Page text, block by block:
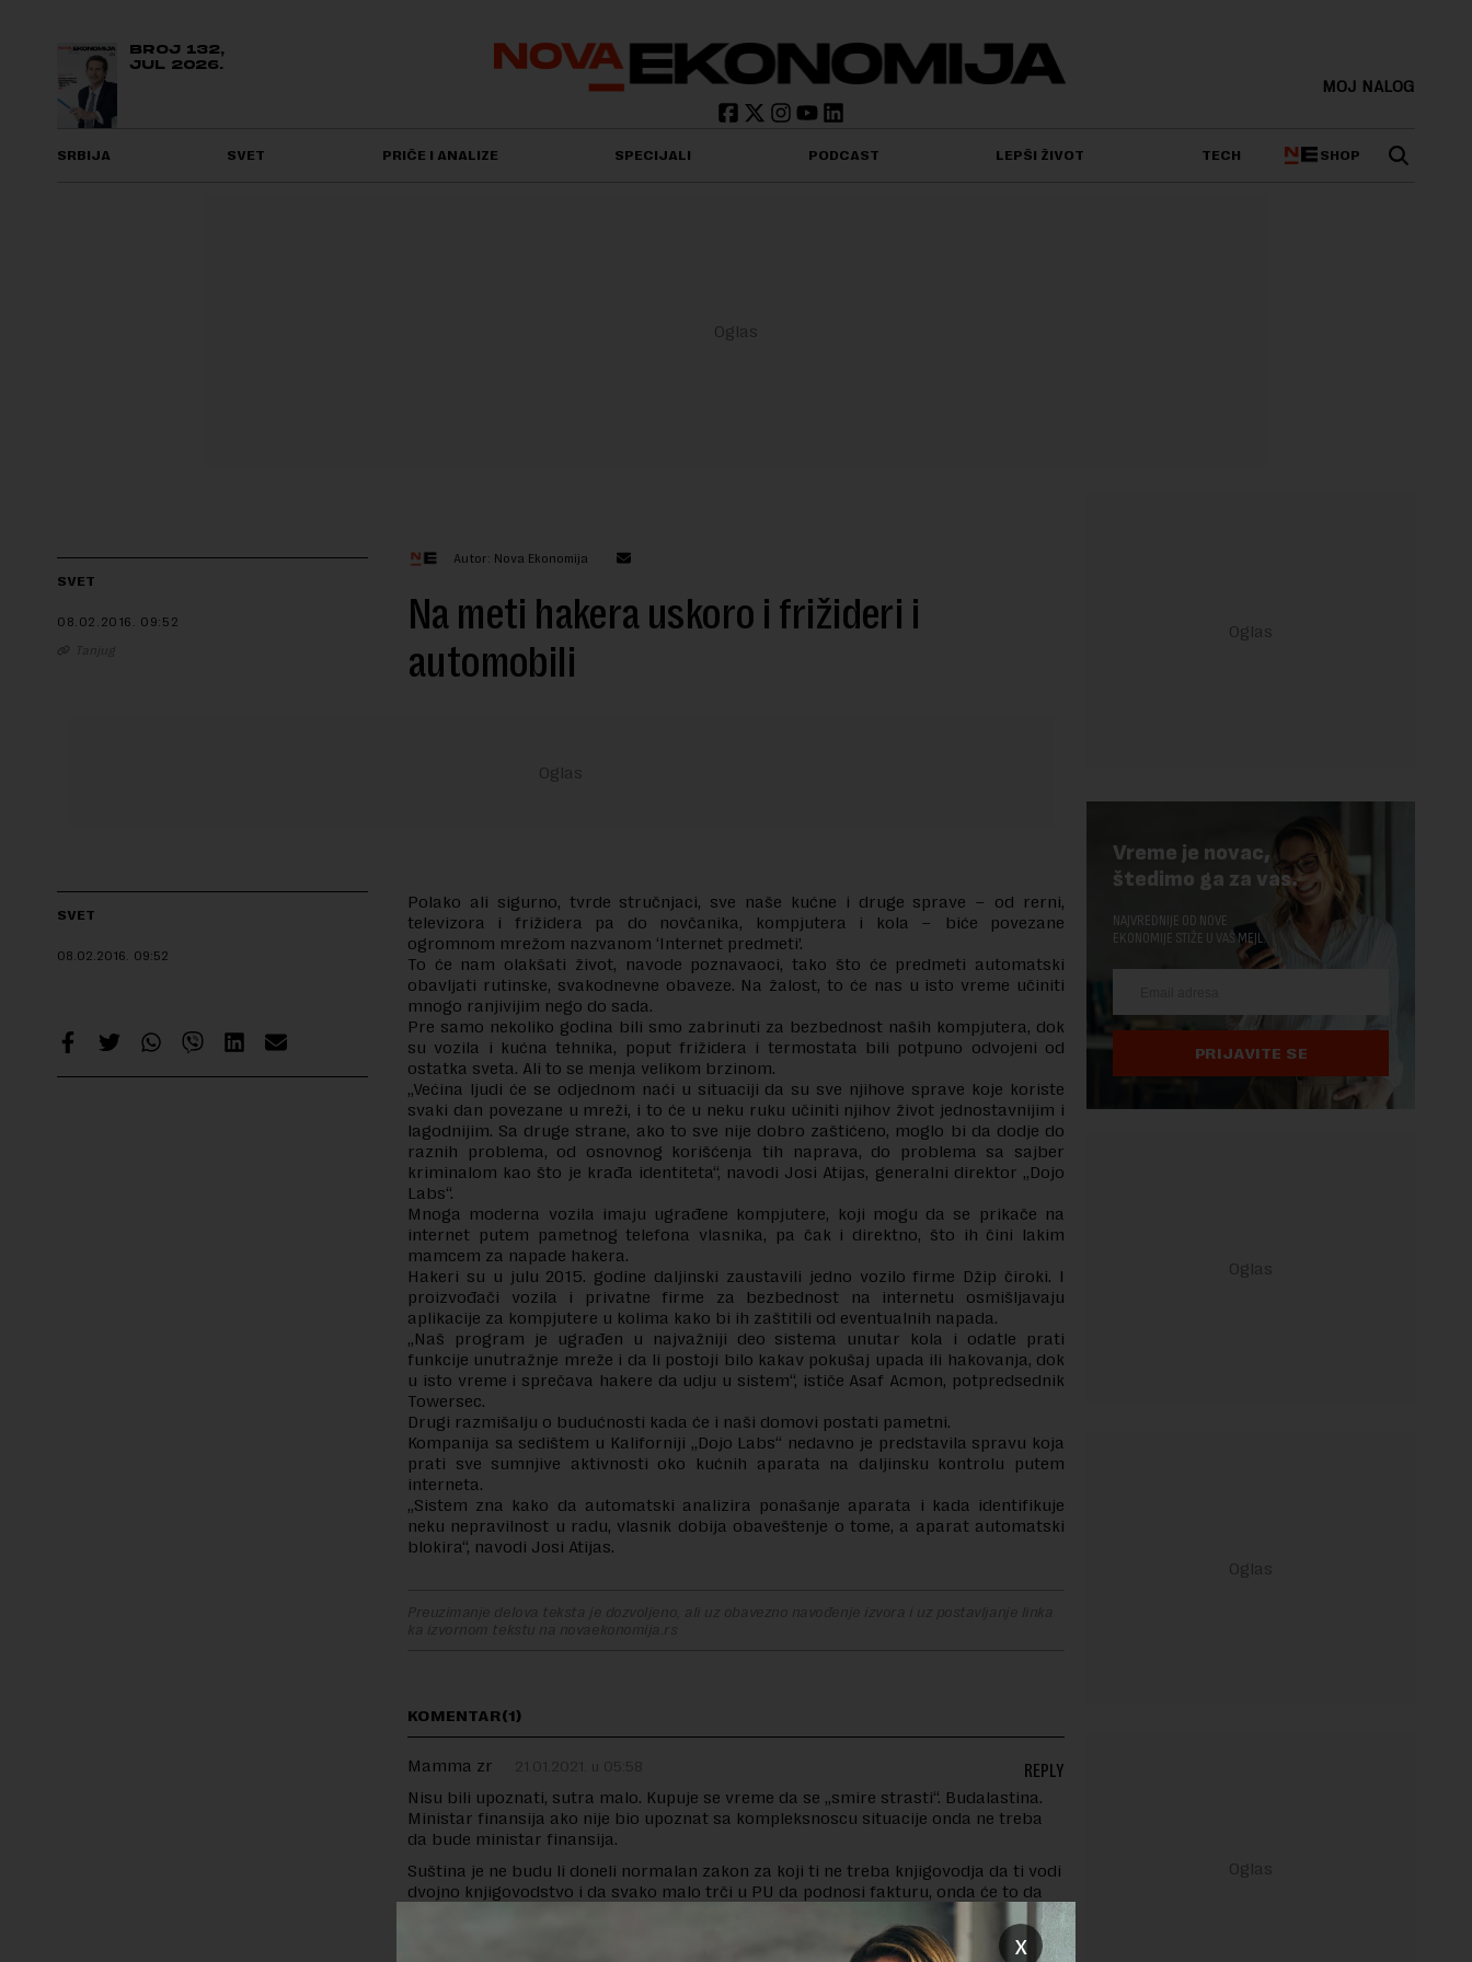
BROJ 132,
JUL 2026.
MOJ NALOG
SRBIJA SVET PRIČE I ANALIZE SPECIJALI PODCAST LEPŠI ŽIVOT TECH SHOP
SVET
08.02.2016. 09:52
Tanjug
Autor: Nova Ekonomija
Na meti hakera uskoro i frižideri i
automobili
SVET
08.02.2016. 09:52
Polako ali sigurno, tvrde stručnjaci, sve naše kućne i druge sprave – od rerni,
televizora i frižidera pa do novčanika, kompjutera i kola – biće povezane
ogromnom mrežom nazvanom ‘Internet predmeti’.
To će nam olakšati život, navode poznavaoci, tako što će predmeti automatski
obavljati rutinske, svakodnevne obaveze. Na žalost, to će nas u isto vreme učiniti
mnogo ranjivijim nego do sada.
Pre samo nekoliko godina bili smo zabrinuti za bezbednost naših kompjutera, dok
su vozila i kućna tehnika, poput frižidera i termostata bili potpuno odvojeni od
ostatka sveta. Ali to se menja velikom brzinom.
„Većina ljudi će se odjednom naći u situaciji da su sve njihove sprave koje koriste
svaki dan povezane u mreži, i to će u neku ruku učiniti njihov život jednostavnijim i
lagodnijim. Sa druge strane, ako to sve nije dobro zaštićeno, moglo bi da dodje do
raznih problema, od osnovnog korišćenja tih naprava, do problema sa sajber
kriminalom kao što je krađa identiteta“, navodi Josi Atijas, generalni direktor „Dojo
Labs“.
Mnoga moderna vozila imaju ugrađene kompjutere, koji mogu da se prikače na
internet putem pametnog telefona vlasnika, pa čak i direktno, što ih čini lakim
mamcem za napade hakera.
Hakeri su u julu 2015. godine daljinski zaustavili jedno vozilo firme Džip čiroki. I
proizvođači vozila i privatne firme za bezbednost na internetu osmišljavaju
aplikacije za kompjutere u kolima kako bi ih zaštitili od eventualnih napada.
„Naš program je ugrađen u najvažniji deo sistema unutar kola i odatle prati
funkcije unutražnje mreže i da li postoji bilo kakav pokušaj upada ili hakovanja, dok
u isto vreme i sprečava hakere da udju u sistem“, ističe Asaf Acmon, potpredsednik
Towersec.
Drugi razmišalju o budućnosti kada će i naši domovi postati pametni.
Kompanija sa sedištem u Kaliforniji „Dojo Labs“ nedavno je predstavila spravu koja
prati sve sumnjive aktivnosti oko kućnih aparata na daljinsku kontrolu putem
interneta.
„Sistem zna kako da automatski analizira ponašanje aparata i kada identifikuje
neku nepravilnost u radu, vlasnik dobija obaveštenje o tome, a aparat automatski
blokira“, navodi Josi Atijas.
Preuzimanje delova teksta je dozvoljeno, ali uz obavezno navođenje izvora i uz postavljanje linka
ka izvornom tekstu na novaekonomija.rs
KOMENTAR(1)
Mamma zr 21.01.2021. u 05:58
Nisu bili upoznati, sutra malo. Kupuje se vreme da se „smire strasti“. Budalastina.
Ministar finansija ako nije bio upoznat sa kompleksnoscu situacije onda ne treba
da bude ministar finansija.
Suština je ne budu li doneli normalan zakon za koji ti ne treba knjigovodja da ti vodi
dvojno knjigovodstvo i da svako malo trči u PU da podnosi fakturu, onda će to da
radi posao. Samo da se podsetimo da su do pre 3 godine svi u petoj grupi (advokati,
lekari i konsalting) dobijali retroaktivno poreska rešenja u kom nisu znali šta će da
piše i da je eto na taj način država već jednom i ne tako davno gusila sve nas koji
REPLY
Vreme je novac,
štedimo ga za vas.
NAJVREDNIJE OD NOVE
EKONOMIJE STIŽE U VAŠ MEJL.
PRIJAVITE SE
x